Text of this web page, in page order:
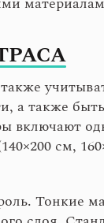
а также
включают
см,
Тонкие